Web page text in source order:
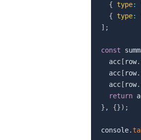
{ type:
{ type:
] ;
const
  acc
[ row.
  acc
[ row.
  acc
[ row.
return
} , {}) ;
console.